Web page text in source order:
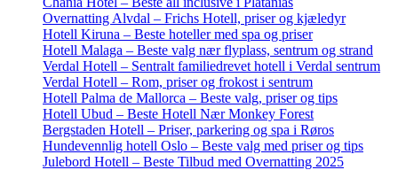
Overnatting Alvdal – Frichs Hotell, priser og kjæledyr
Hotell Kiruna – Beste hoteller med spa og priser
Hotell Malaga – Beste valg nær flyplass, sentrum og strand
Verdal Hotell – Sentralt familiedrevet hotell i Verdal sentrum
Verdal Hotell – Rom, priser og frokost i sentrum
Hotell Palma de Mallorca – Beste valg, priser og tips
Hotell Ubud – Beste Hotell Nær Monkey Forest
Bergstaden Hotell – Priser, parkering og spa i Røros
Hundevennlig hotell Oslo – Beste valg med priser og tips
Julebord Hotell – Beste Tilbud med Overnatting 2025